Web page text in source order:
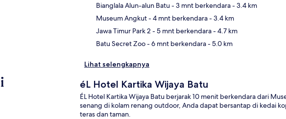
Bianglala Alun-alun Batu- 3 mnt berkendara- 3.4 km
Museum Angkut- 4 mnt berkendara- 3.4 km
Jawa Timur Park 2 - 5 mnt berkendara- 4.7 km
Batu Secret Zoo- 6 mnt berkendara- 5.0 km
Lihat selengkapnya
éL Hotel Kartika Wijaya Batu
ÉL Hotel Kartika Wijaya Batu berjarak 10 menit berkendara dari
senang di kolam renang outdoor, Anda dapat bersantap di kedai
teras dan taman.